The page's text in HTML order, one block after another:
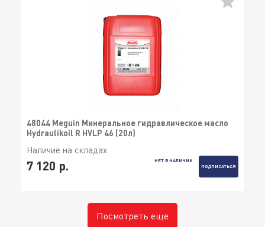
48044 Meguin Минеральное гидравлическое масло
Hydraulikoil R HVLP 46 (20л)
Наличие на складах
7 120 р.
НЕТ В НАЛИЧИИ
ПОДПИСАТЬСЯ
Посмотреть еще